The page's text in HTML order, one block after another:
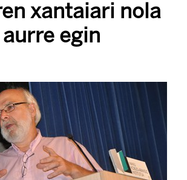
xantaiari nola
aurre egin